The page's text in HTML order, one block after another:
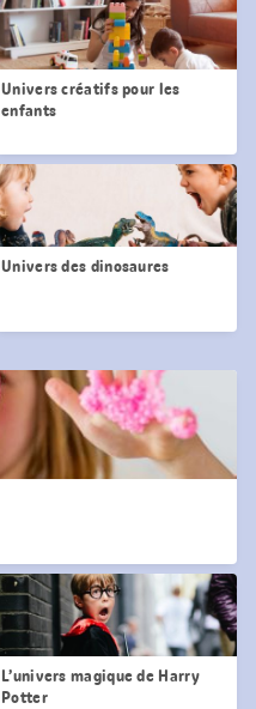
Univers créatifs pour les
enfants
Univers des dinosaures
L’univers magique de Harry
Potter